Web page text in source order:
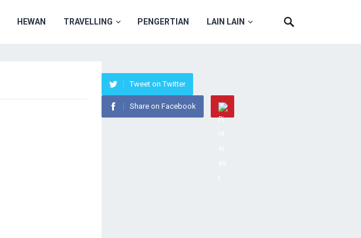
HEWAN TRAVELLING PENGERTIAN LAIN LAIN
Tweet on Twitter
Share on Facebook